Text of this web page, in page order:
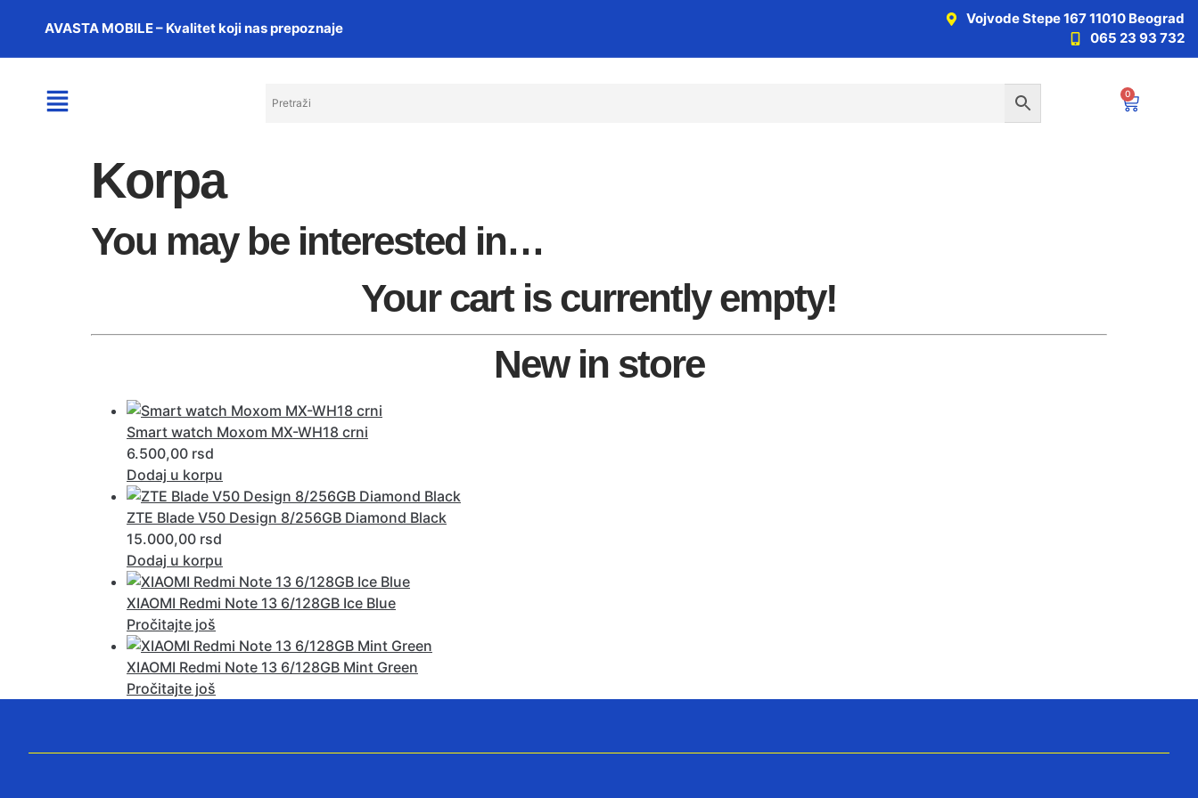
AVASTA MOBILE – Kvalitet koji nas prepoznaje
Vojvode Stepe 167 11010 Beograd
065 23 93 732
0
Korpa
You may be interested in…
Your cart is currently empty!
New in store
Smart watch Moxom MX-WH18 crni
6.500,00 rsd
Dodaj u korpu
ZTE Blade V50 Design 8/256GB Diamond Black
15.000,00 rsd
Dodaj u korpu
XIAOMI Redmi Note 13 6/128GB Ice Blue
Pročitajte još
XIAOMI Redmi Note 13 6/128GB Mint Green
Pročitajte još